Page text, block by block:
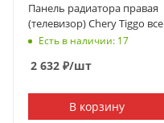
Панель радиатора правая
(телевизор) Chery Tiggo все
Есть в наличии: 17
2 632 ₽/шт
В корзину